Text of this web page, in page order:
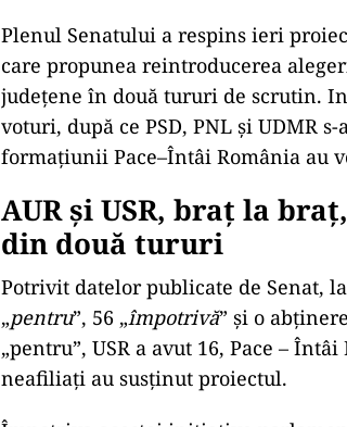
Plenul Senatului a respins ieri
care propunea reintroducerea
județene în două tururi de scrutin.
voturi, după ce PSD, PNL și UDMR
formațiunii Pace–Întâi România au